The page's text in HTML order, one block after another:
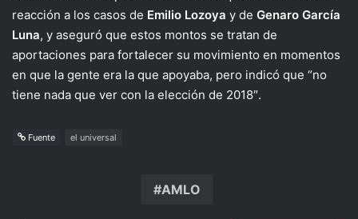
reacción a los casos de Emilio Lozoya y de Genaro García
Luna, y aseguró que estos montos se tratan de
aportaciones para fortalecer su movimiento en momentos
en que la gente era la que apoyaba, pero indicó que “no
tiene nada que ver con la elección de 2018″.
Fuente el universal
AMLO